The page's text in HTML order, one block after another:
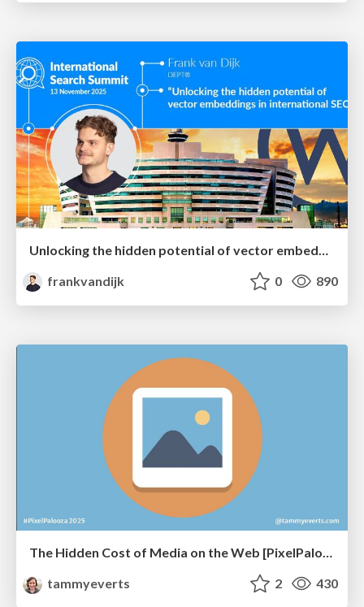
Unlocking the hidden potential of vector embeddings in international SEO
frankvandijk
0 890
The Hidden Cost of Media on the Web [PixelPalooza 2025]
tammyeverts
2 430